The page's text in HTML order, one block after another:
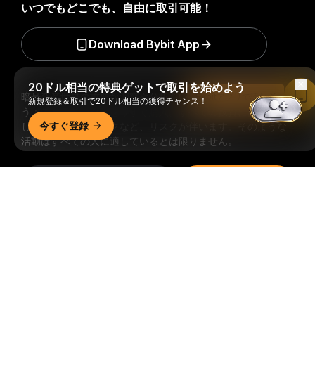
暗号資産世界の重要な洞察や分析をいち早く手に入れましょ
う：ニュースレターを今すぐ購入。
すべての投資には、投資
した全額を失うリスクなど、リスクが伴います。そのような
活動はすべての人に適しているとは限りません。
いつでもどこでも、自由に取引可能！
Download Bybit App
20ドル相当の特典ゲットで取引を始めよう
新規登録＆取引で20ドル相当の獲得チャンス！
今すぐ登録
Bybitアプリで読む